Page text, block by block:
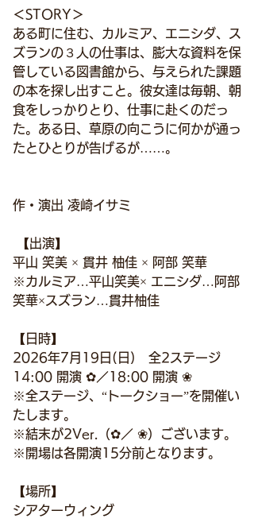
＜STORY＞
ある町に住む、カルミア、エニシダ、ス
ズランの３人の仕事は、膨大な資料を保
管している図書館から、与えられた課題
の本を探し出すこと。彼女達は毎朝、朝
食をしっかりとり、仕事に赴くのだっ
た。ある日、草原の向こうに何かが通っ
たとひとりが告げるが……。
作・演出 凌崎イサミ
【出演】
平山 笑美 × 貫井 柚佳 × 阿部 笑華
※カルミア…平山笑美× エニシダ…阿部
笑華×スズラン…貫井柚佳
【日時】
2026年7月19日(日)　全2ステージ
14:00 開演 ✿／18:00 開演 ❀
※全ステージ、“トークショー”を開催い
たします。
※結末が2Ver.（✿／ ❀）ございます。
※開場は各開演15分前となります。
【場所】
​シアターウィング